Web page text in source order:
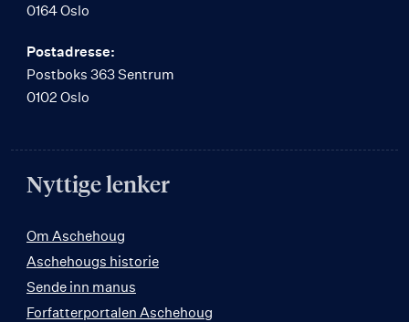
0164 Oslo
Postadresse:
Postboks 363 Sentrum
0102 Oslo
Nyttige lenker
Om Aschehoug
Aschehougs historie
Sende inn manus
Forfatterportalen Aschehoug